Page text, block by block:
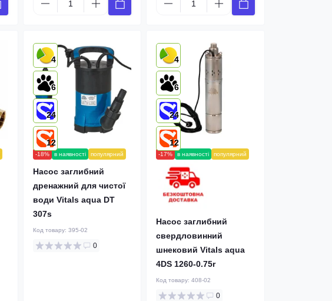
-18% в наявності популярний
4
6
24
12
Насос заглибний
дренажний для чистої
води Vitals aqua DT
307s
Код товару: 395-02
0
-17% в наявності популярний
4
6
24
12
Насос заглибний
свердловинний
шнековий Vitals aqua
4DS 1260-0.75r
Код товару:408-02
0